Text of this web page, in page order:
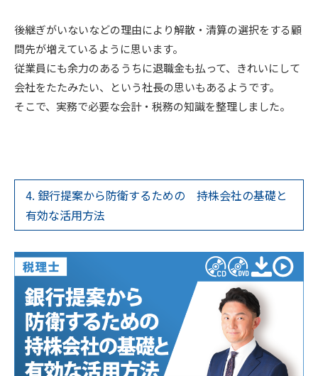
後継ぎがいないなどの理由により解散・清算の選択をする顧
問先が増えているように思います。
従業員にも余力のあるうちに退職金も払って、きれいにして
会社をたたみたい、という社長の思いもあるようです。
そこで、実務で必要な会計・税務の知識を整理しました。
4. 銀行提案から防衛するための 持株会社の基礎と
有効な活用方法